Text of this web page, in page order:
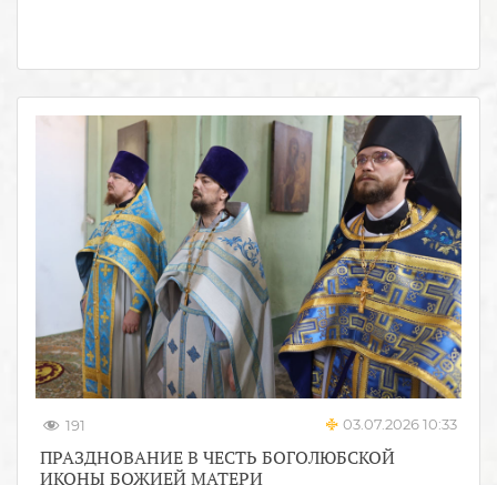
191 03.07.2026 10:33
ПРАЗДНОВАНИЕ В ЧЕСТЬ БОГОЛЮБСКОЙ
ИКОНЫ БОЖИЕЙ МАТЕРИ